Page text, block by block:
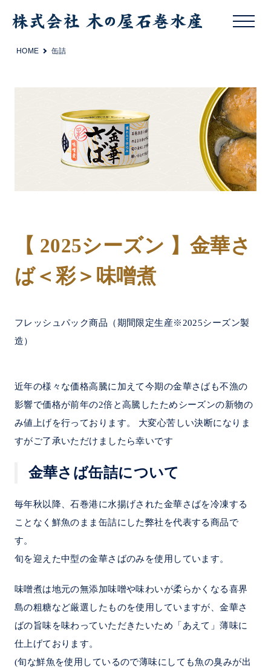
HOME 缶詰
【 2025シーズン 】金華さ
ば＜彩＞味噌煮
フレッシュパック商品（期間限定生産※2025シーズン製
造）
近年の様々な価格高騰に加えて今期の金華さばも不漁の
影響で価格が前年の2倍と高騰したためシーズンの新物の
み値上げを行っております。 大変心苦しい決断になりま
すがご了承いただけましたら幸いです
金華さば缶詰について
毎年秋以降、石巻港に水揚げされた金華さばを冷凍する
ことなく鮮魚のまま缶詰にした弊社を代表する商品で
す。
旬を迎えた中型の金華さばのみを使用しています。
味噌煮は地元の無添加味噌や味わいが柔らかくなる喜界
島の粗糖など厳選したものを使用していますが、金華さ
ばの旨味を味わっていただきたいため「あえて」薄味に
仕上げております。
(旬な鮮魚を使用しているので薄味にしても魚の臭みが出